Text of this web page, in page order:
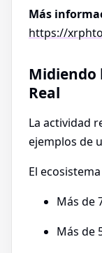
Más
https://
Midiendo
Real
La actividad
ejemplos de
El
Más de
Más de